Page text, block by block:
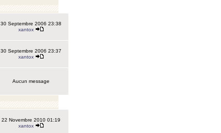
30 Septembre 2006 23:38
xantox
30 Septembre 2006 23:37
xantox
Aucun message
22 Novembre 2010 01:19
xantox